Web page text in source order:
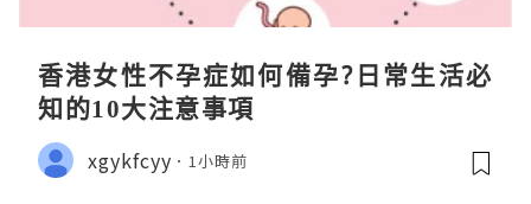
香港女性不孕症如何備孕?日常生活必
知的10大注意事項
xgykfcyy 1小時前